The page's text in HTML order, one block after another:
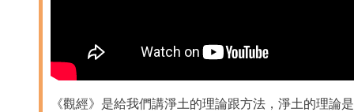
《觀經》是給我們講淨土的理論跟方法，淨土的理